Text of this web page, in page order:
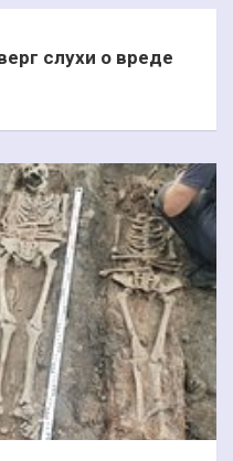
слухи о вреде